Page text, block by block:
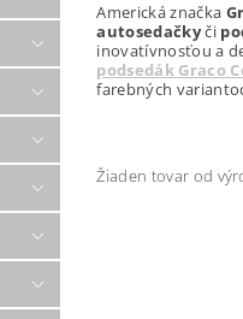
Americká značka
autosedačkyči
inovatívnosťou a
podsedák Graco
farebných
Žiaden tovar od